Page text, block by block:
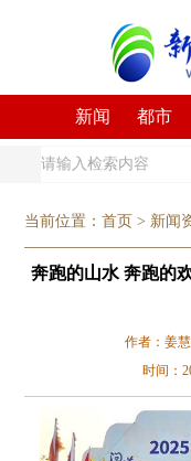
新闻 都市
当前位置：首页 > 新闻
奔跑的山水 奔跑的
作者：姜
时间：